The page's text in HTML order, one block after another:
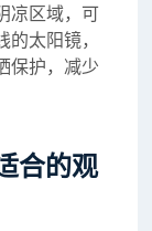
凉区域，可
太阳镜，
保护，减少
合的观